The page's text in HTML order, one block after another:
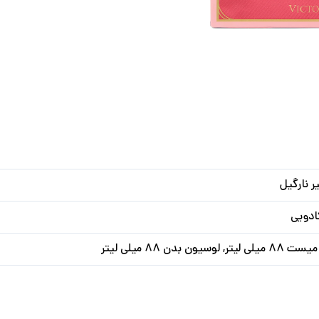
نارگیل
لوسیون بدن ۸۸ میلی لیتر